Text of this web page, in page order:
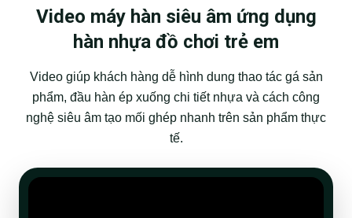
Video máy hàn siêu âm ứng dụng
hàn nhựa đồ chơi trẻ em
Video giúp khách hàng dễ hình dung thao tác gá sản
phẩm, đầu hàn ép xuống chi tiết nhựa và cách công
nghệ siêu âm tạo mối ghép nhanh trên sản phẩm thực
tế.